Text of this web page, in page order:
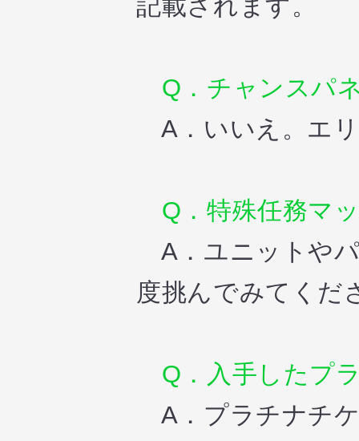
記載されます。
Q．チャンスパ
A．いいえ。エ
Q．特殊任務マ
A．ユニットや
度挑んでみてくだ
Q．入手したプ
A．プラチナチ